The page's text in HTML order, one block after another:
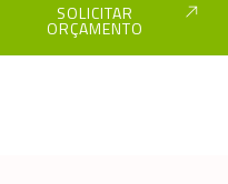
SOLICITAR
ORÇAMENTO